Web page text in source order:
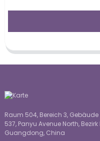
Raum 504, Bereich 3, Gebäude
537, Panyu Avenue North,
Guangdong, China